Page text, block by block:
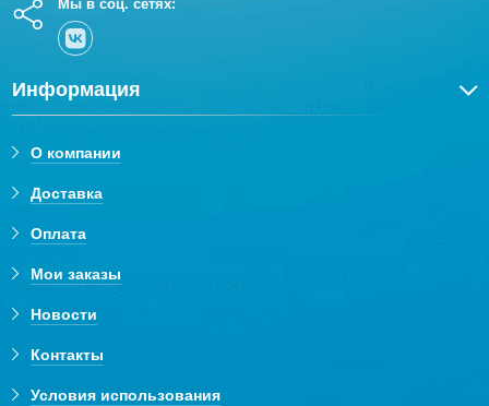
Мы в соц. сетях:
Информация
О компании
Доставка
Оплата
Мои заказы
Новости
Контакты
Условия использования